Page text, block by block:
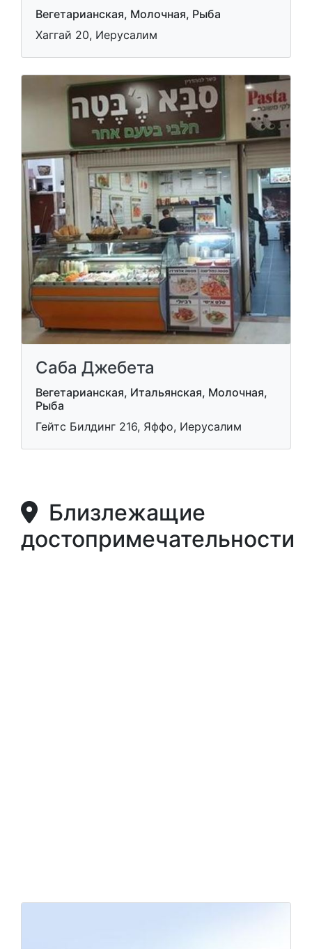
Вегетарианская, Молочная, Рыба
Хаггай 20, Иерусалим
Саба Джебета
Вегетарианская, Итальянская, Молочная,
Рыба
Гейтс Билдинг 216, Яффо, Иерусалим
Близлежащие
достопримечательности